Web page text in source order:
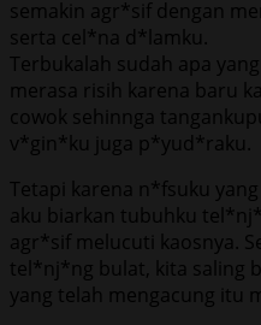
semakin agr*sif dengan
serta cel*na d*lamku.
Terbukalah sudah apa
merasa risih karena baru
cowok sehinnga
v*gin*ku juga p*yud*raku.
Tetapi karena n*fsuku
aku biarkan tubuhku
agr*sif melucuti kaosnya.
tel*nj*ng bulat, kita saling
yang telah mengacung itu